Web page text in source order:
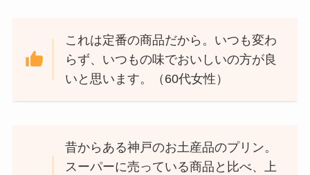
これは定番の商品だから。いつも変わ
らず、いつもの味でおいしいの方が良
いと思います。（60代女性）
昔からある神戸のお土産品のプリン。
スーパーに売っている商品と比べ、上